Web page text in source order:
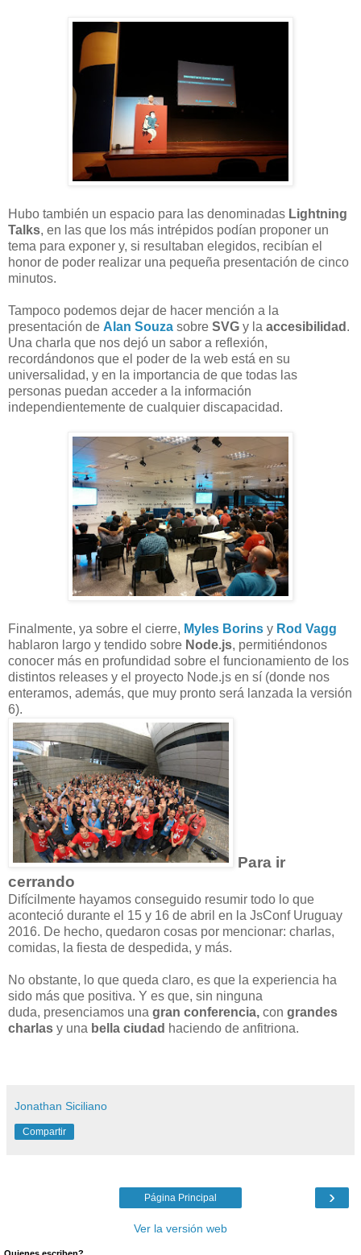
Hubo también un espacio para las denominadas Lightning
Talks, en las que los más intrépidos podían proponer un
tema para exponer y, si resultaban elegidos, recibían el
honor de poder realizar una pequeña presentación de cinco
minutos.
Tampoco podemos dejar de hacer mención a la
presentación de Alan Souza sobre SVG y la accesibilidad .
Una charla que nos dejó un sabor a reflexión,
recordándonos que el poder de la web está en su
universalidad, y en la importancia de que todas las
personas puedan acceder a la información
independientemente de cualquier discapacidad.
Finalmente, ya sobre el cierre, Myles Borins y Rod Vagg
hablaron largo y tendido sobre Node.js, permitiéndonos
conocer más en profundidad sobre el funcionamiento de los
distintos releases y el proyecto Node.js en sí (donde nos
enteramos, además, que muy pronto será lanzada la versión
6).
Para ir
cerrando
Difícilmente hayamos conseguido resumir todo lo que
aconteció durante el 15 y 16 de abril en la JsConf Uruguay
2016. De hecho, quedaron cosas por mencionar: charlas,
comidas, la fiesta de despedida, y más.
No obstante, lo que queda claro, es que la experiencia ha
sido más que positiva. Y es que, sin ninguna
duda, presenciamos una gran conferencia, con grandes
charlas y una bella ciudad haciendo de anfitriona.
Jonathan Siciliano
Compartir
›
Página Principal
Ver la versión web